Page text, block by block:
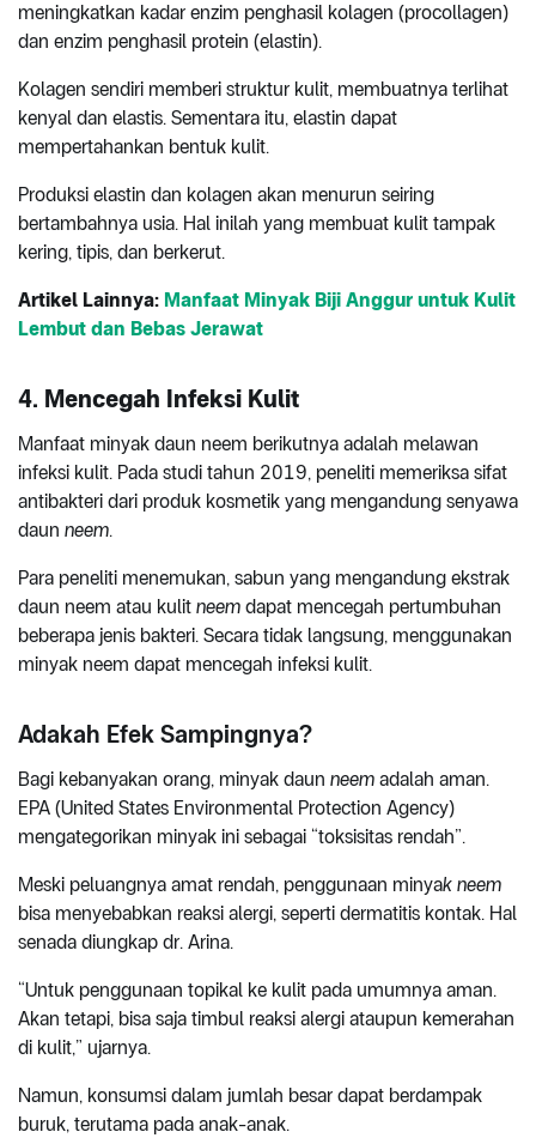
meningkatkan kadar enzim penghasil kolagen (procollagen)
dan enzim penghasil protein (elastin).
Kolagen sendiri memberi struktur kulit, membuatnya terlihat
kenyal dan elastis. Sementara itu, elastin dapat
mempertahankan bentuk kulit.
Produksi elastin dan kolagen akan menurun seiring
bertambahnya usia. Hal inilah yang membuat kulit tampak
kering, tipis, dan berkerut.
Artikel Lainnya: Manfaat Minyak Biji Anggur untuk Kulit
Lembut dan Bebas Jerawat
4. Mencegah Infeksi Kulit
Manfaat minyak daun neem berikutnya adalah melawan
infeksi kulit. Pada studi tahun 2019, peneliti memeriksa sifat
antibakteri dari produk kosmetik yang mengandung senyawa
daun neem.
Para peneliti menemukan, sabun yang mengandung ekstrak
daun neem atau kulit neem dapat mencegah pertumbuhan
beberapa jenis bakteri. Secara tidak langsung, menggunakan
minyak neem dapat mencegah infeksi kulit.
Adakah Efek Sampingnya?
Bagi kebanyakan orang, minyak daun neem adalah aman.
EPA (United States Environmental Protection Agency)
mengategorikan minyak ini sebagai “toksisitas rendah”.
Meski peluangnya amat rendah, penggunaan minyak neem
bisa menyebabkan reaksi alergi, seperti dermatitis kontak. Hal
senada diungkap dr. Arina.
“Untuk penggunaan topikal ke kulit pada umumnya aman.
Akan tetapi, bisa saja timbul reaksi alergi ataupun kemerahan
di kulit,” ujarnya.
Namun, konsumsi dalam jumlah besar dapat berdampak
buruk, terutama pada anak-anak.